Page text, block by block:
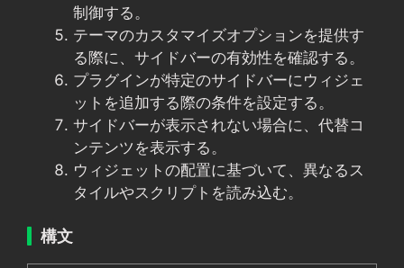
制御する。
テーマのカスタマイズオプションを提供す
る際に、サイドバーの有効性を確認する。
プラグインが特定のサイドバーにウィジェ
ットを追加する際の条件を設定する。
サイドバーが表示されない場合に、代替コ
ンテンツを表示する。
ウィジェットの配置に基づいて、異なるス
タイルやスクリプトを読み込む。
構文